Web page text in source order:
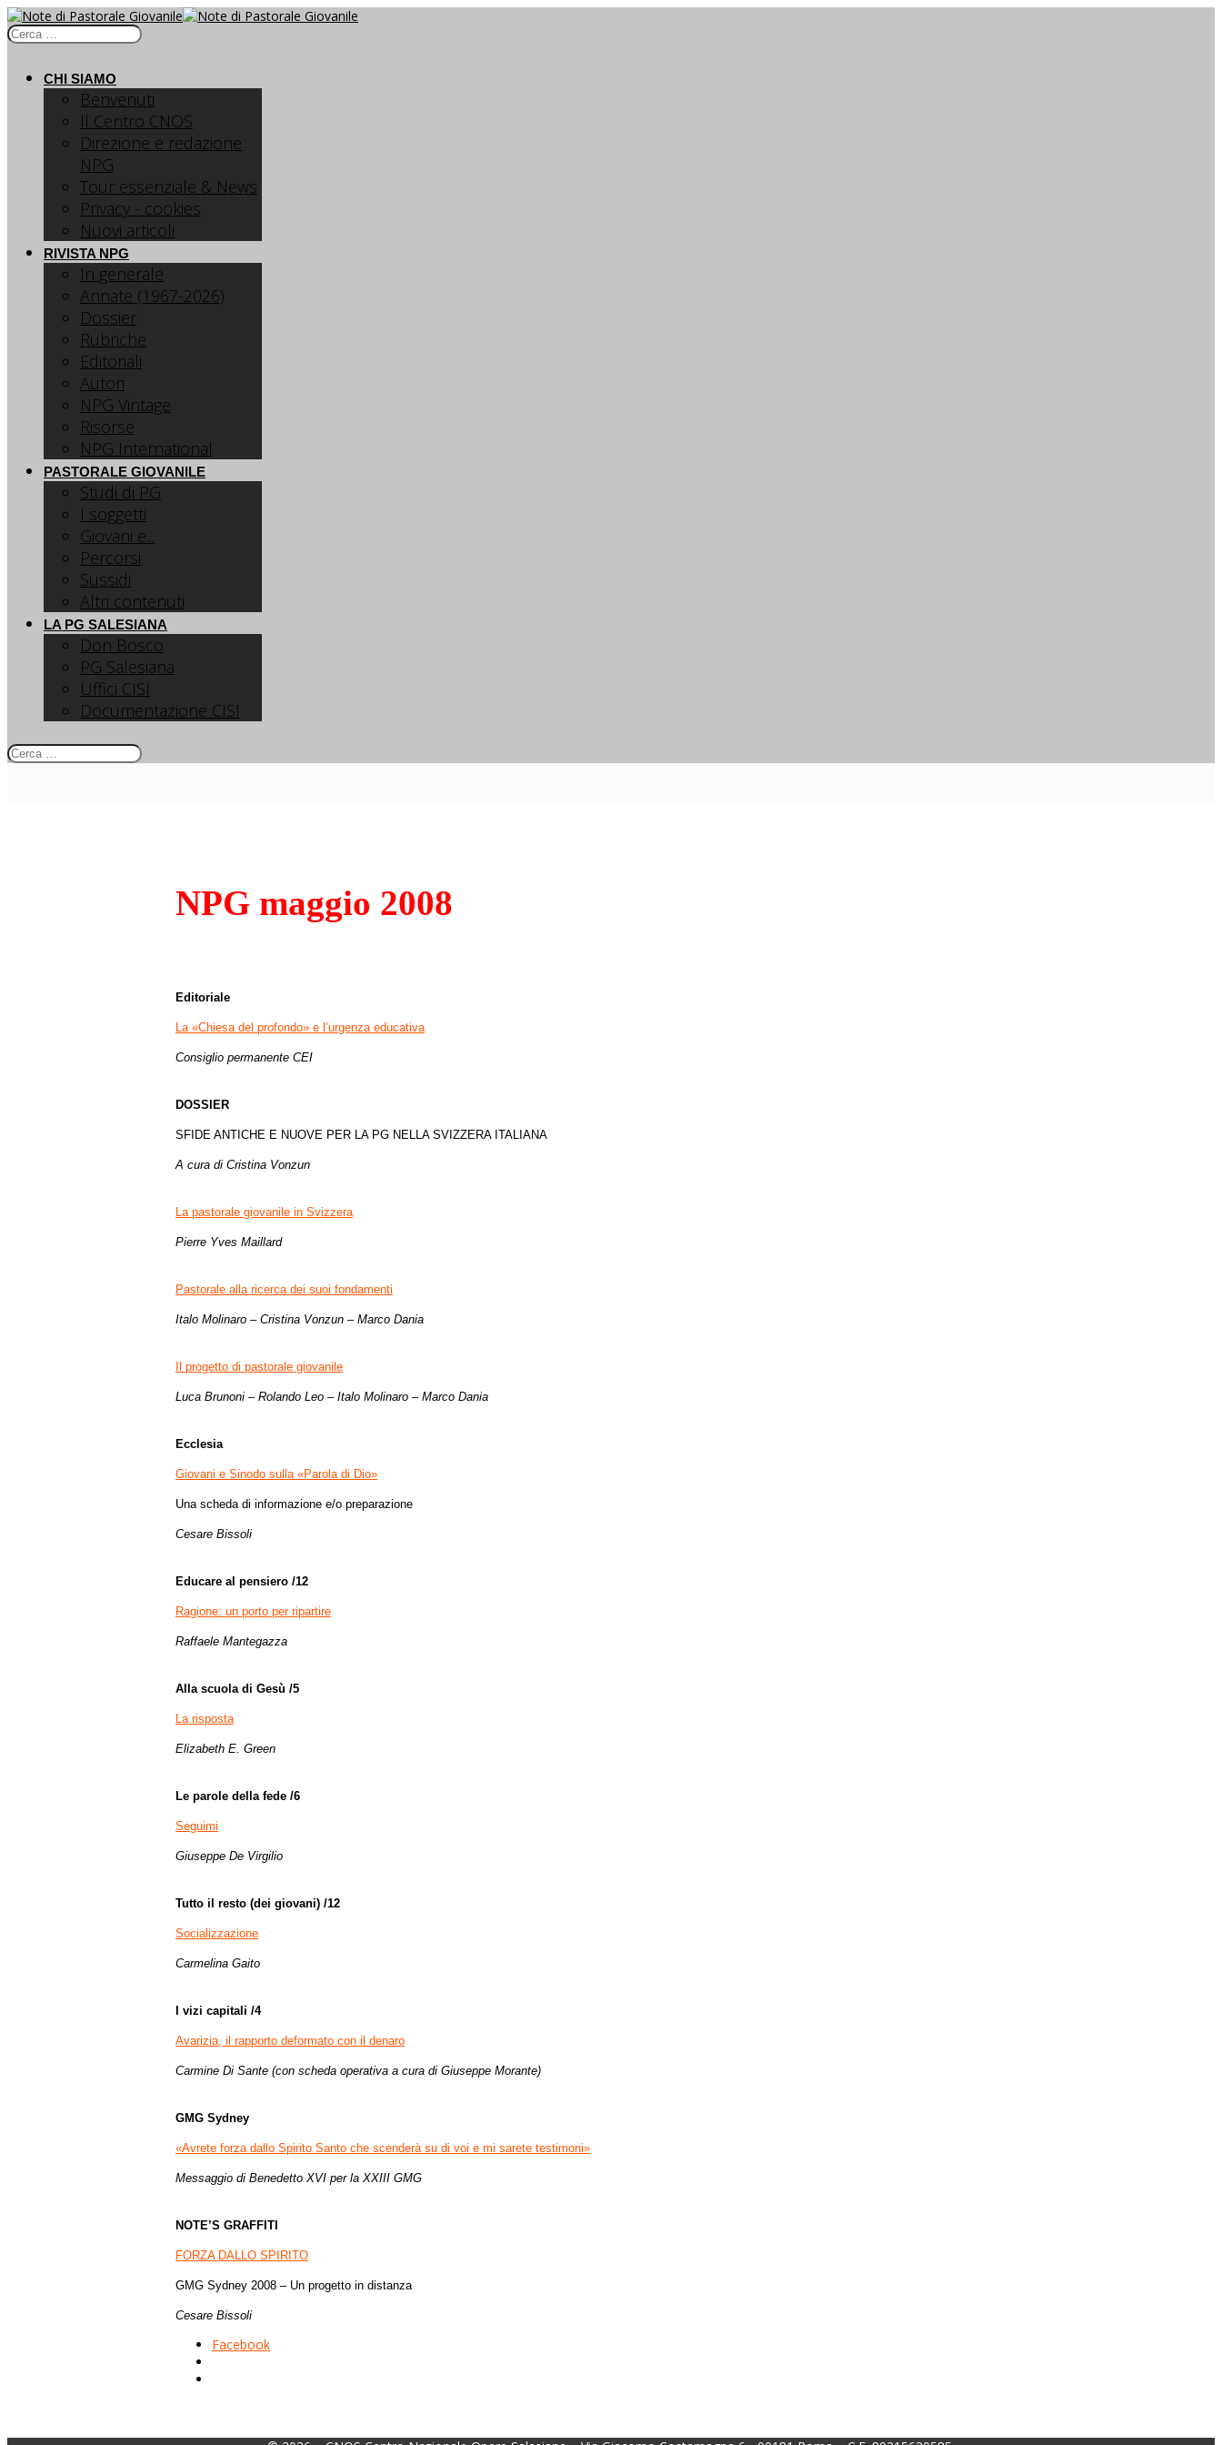
CHI SIAMO
Benvenuti
Il Centro CNOS
Direzione e redazione
NPG
Tour essenziale & News
Privacy - cookies
Nuovi articoli
RIVISTA NPG
In generale
Annate (1967-2026)
Dossier
Rubriche
Editoriali
Autori
NPG Vintage
Risorse
NPG International
PASTORALE GIOVANILE
Studi di PG
I soggetti
Giovani e...
Percorsi
Sussidi
Altri contenuti
LA PG SALESIANA
Don Bosco
PG Salesiana
Uffici CISI
Documentazione CISI
NPG maggio 2008
Editoriale
La «Chiesa del profondo» e l’urgenza educativa
Consiglio permanente CEI
DOSSIER
SFIDE ANTICHE E NUOVE PER LA PG NELLA SVIZZERA ITALIANA
A cura di Cristina Vonzun
La pastorale giovanile in Svizzera
Pierre Yves Maillard
Pastorale alla ricerca dei suoi fondamenti
Italo Molinaro – Cristina Vonzun – Marco Dania
Il progetto di pastorale giovanile
Luca Brunoni – Rolando Leo – Italo Molinaro – Marco Dania
Ecclesia
Giovani e Sinodo sulla «Parola di Dio»
Una scheda di informazione e/o preparazione
Cesare Bissoli
Educare al pensiero /12
Ragione: un porto per ripartire
Raffaele Mantegazza
Alla scuola di Gesù /5
La risposta
Elizabeth E. Green
Le parole della fede /6
Seguimi
Giuseppe De Virgilio
Tutto il resto (dei giovani) /12
Socializzazione
Carmelina Gaito
I vizi capitali /4
Avarizia, il rapporto deformato con il denaro
Carmine Di Sante (con scheda operativa a cura di Giuseppe Morante)
GMG Sydney
«Avrete forza dallo Spirito Santo che scenderà su di voi e mi sarete testimoni»
Messaggio di Benedetto XVI per la XXIII GMG
NOTE’S GRAFFITI
FORZA DALLO SPIRITO
GMG Sydney 2008 – Un progetto in distanza
Cesare Bissoli
Facebook